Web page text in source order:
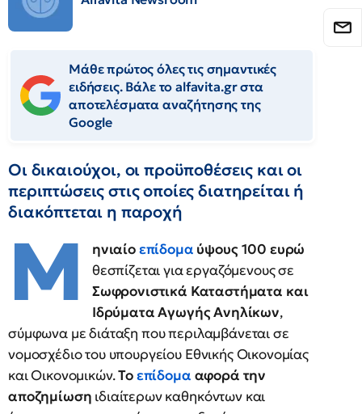
Μάθε πρώτος όλες τις σημαντικές
ειδήσεις. Βάλε το alfavita.gr στα
αποτελέσματα αναζήτησης της
Google
Οι δικαιούχοι, οι προϋποθέσεις και οι
περιπτώσεις στις οποίες διατηρείται ή
διακόπτεται η παροχή
Μ ηνιαίοεπίδομα ύψους 100 ευρώ
θεσπίζεται για εργαζόμενους σε
Σωφρονιστικά Καταστήματα και
Ιδρύματα Αγωγής Ανηλίκων,
σύμφωνα με διάταξη που περιλαμβάνεται σε
νομοσχέδιο του υπουργείου Εθνικής Οικονομίας
και Οικονομικών.Τοεπίδομα αφορά την
αποζημίωση ιδιαίτερων καθηκόντων και